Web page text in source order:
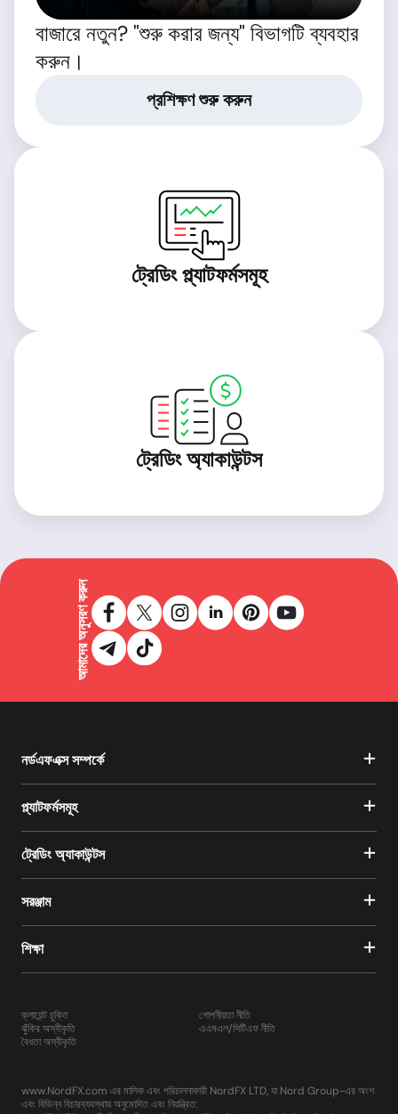
বাজারে নতুন? "শুরু করার জন্য" বিভাগটি ব্যবহার
করুন।
প্রশিক্ষণ শুরু করুন
ট্রেডিং প্ল্যাটফর্মসমূহ
ট্রেডিং অ্যাকাউন্টস
আমাদের অনুসরণ করুন
নর্ডএফএক্স সম্পর্কে
প্ল্যাটফর্মসমূহ
ট্রেডিং অ্যাকাউন্টস
সরঞ্জাম
শিক্ষা
ক্লায়েন্ট চুক্তি
ঝুঁকির অস্বীকৃতি
বৈধতা অস্বীকৃতি
গোপনীয়তা নীতি
এএমএল/সিটিএফ নীতি
www.NordFX.com এর মালিক এবং পরিচালনাকারী NordFX LTD, যা Nord Group-এর অংশ
এবং বিভিন্ন বিচারব্যবস্থায় অনুমোদিত এবং নিয়ন্ত্রিত: